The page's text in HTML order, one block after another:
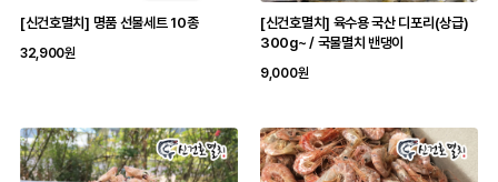
[신건호멸치] 명품 선물세트 10종
32,900원
[신건호멸치] 육수용 국산 디포리(상급)
300g~ / 국물멸치 밴댕이
9,000원